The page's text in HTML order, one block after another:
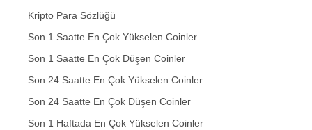
Kripto Para Sözlüğü
Son 1 Saatte En Çok Yükselen Coinler
Son 1 Saatte En Çok Düşen Coinler
Son 24 Saatte En Çok Yükselen Coinler
Son 24 Saatte En Çok Düşen Coinler
Son 1 Haftada En Çok Yükselen Coinler